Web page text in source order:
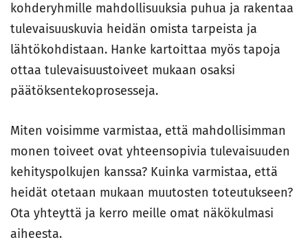
kohderyhmille mahdollisuuksia puhua ja rakentaa
tulevaisuuskuvia heidän omista tarpeista ja
lähtökohdistaan. Hanke kartoittaa myös tapoja
ottaa tulevaisuustoiveet mukaan osaksi
päätöksentekoprosesseja.
Miten voisimme varmistaa, että mahdollisimman
monen toiveet ovat yhteensopivia tulevaisuuden
kehityspolkujen kanssa? Kuinka varmistaa, että
heidät otetaan mukaan muutosten toteutukseen?
Ota yhteyttä ja kerro meille omat näkökulmasi
aiheesta.